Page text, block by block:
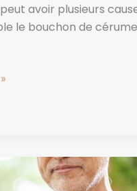
avoir plusieurs
le bouchon de